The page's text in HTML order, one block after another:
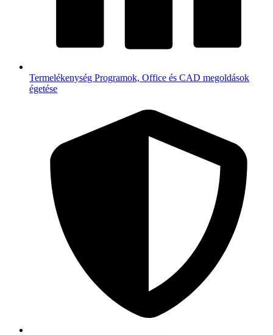
Termelékenység Programok, Office és CAD megoldások
égetése